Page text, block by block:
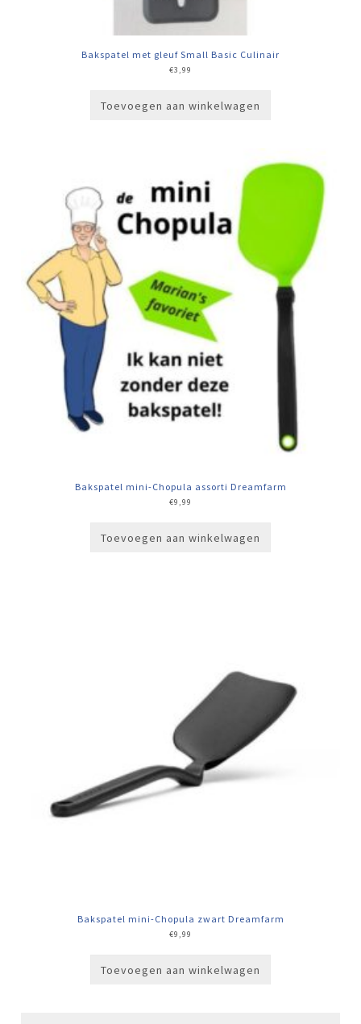
Bakspatel met gleuf Small Basic Culinair
€3,99
Toevoegen aan winkelwagen
Bakspatel mini-Chopula assorti Dreamfarm
€9,99
Toevoegen aan winkelwagen
Bakspatel mini-Chopula zwart Dreamfarm
€9,99
Toevoegen aan winkelwagen